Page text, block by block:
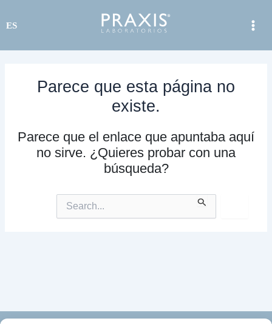
contenido
ES
Parece que esta página no
existe.
Parece que el enlace que apuntaba aquí
no sirve. ¿Quieres probar con una
búsqueda?
por: